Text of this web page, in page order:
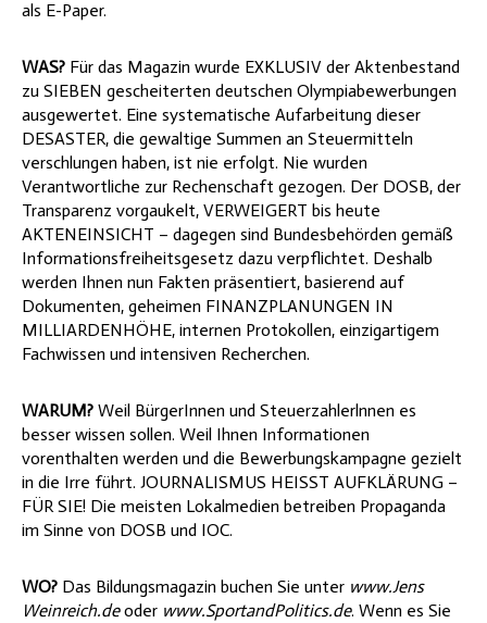
als E-Paper.
WAS? Für das Magazin wurde EXKLUSIV der Aktenbestand
zu SIEBEN gescheiterten deutschen Olympiabewerbungen
ausgewertet. Eine systematische Aufarbeitung dieser
DESASTER, die gewaltige Summen an Steuermitteln
verschlungen haben, ist nie erfolgt. Nie wurden
Verantwortliche zur Rechenschaft gezogen. Der DOSB, der
Transparenz vorgaukelt, VERWEIGERT bis heute
AKTENEINSICHT – dagegen sind Bundesbehörden gemäß
Informationsfreiheitsgesetz dazu verpflichtet. Deshalb
werden Ihnen nun Fakten präsentiert, basierend auf
Dokumenten, geheimen FINANZPLANUNGEN IN
MILLIARDENHÖHE, internen Protokollen, einzigartigem
Fachwissen und intensiven Recherchen.
WARUM? Weil BürgerInnen und Steuerzahlerlnnen es
besser wissen sollen. Weil Ihnen Informationen
vorenthalten werden und die Bewerbungskampagne gezielt
in die Irre führt. JOURNALISMUS HEISST AUFKLÄRUNG –
FÜR SIE! Die meisten Lokalmedien betreiben Propaganda
im Sinne von DOSB und IOC.
WO? Das Bildungsmagazin buchen Sie unter www.Jens
Weinreich.deoder www.SportandPolitics.de. Wenn es Sie